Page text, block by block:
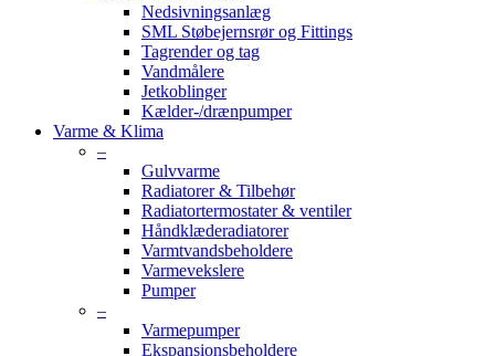
Nedsivningsanlæg
SML Støbejernsrør og Fittings
Tagrender og tag
Vandmålere
Jetkoblinger
Kælder-/drænpumper
Varme & Klima
–
Gulvvarme
Radiatorer & Tilbehør
Radiatortermostater & ventiler
Håndklæderadiatorer
Varmtvandsbeholdere
Varmevekslere
Pumper
–
Varmepumper
Ekspansionsbeholdere